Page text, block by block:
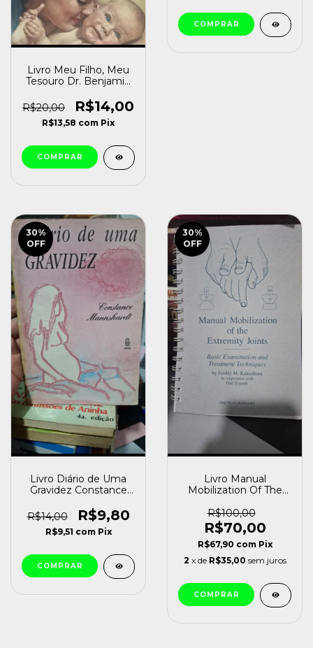
Livro Meu Filho, Meu
Tesouro Dr. Benjamin
R$20,00
R$14,00
R$13,58 com Pix
30%
OFF
Livro Diário de Uma
Gravidez Constance
[usado]
R$14,00 R$9,80
R$9,51 com Pix
30%
OFF
Livro Manual
Mobilization Of The
Kaltenborn (1989)
[usado]
R$100,00
R$70,00
R$67,90 com Pix
2 x de R$35,00 sem juros